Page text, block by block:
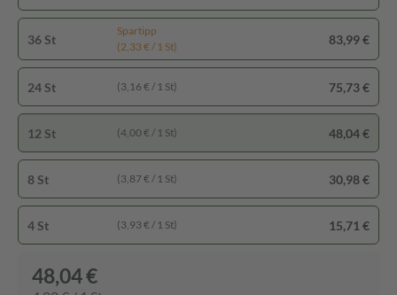
36 St
Spartipp
(2,33 € / 1 St)
83,99 €
24 St (3,16 € / 1 St) 75,73 €
12 St (4,00 € / 1 St) 48,04 €
8 St (3,87 € / 1 St) 30,98 €
4 St (3,93 € / 1 St) 15,71 €
48,04 €